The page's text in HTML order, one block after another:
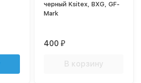
черный Ksitex, BXG, GF-
Mark
400₽
В корзину